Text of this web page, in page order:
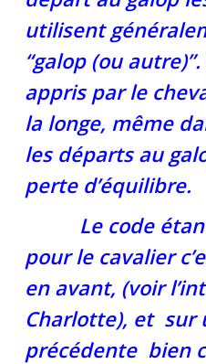
utilisent
“galop (ou
appris par le
la longe, même
les départs au
perte d’équilibre.
Le code étant
pour le cavalier
en avant, (voir
Charlotte), et sur
précédente bien